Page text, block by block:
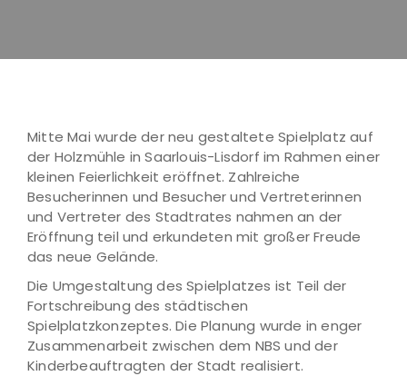
Mitte Mai wurde der neu gestaltete Spielplatz auf
der Holzmühle in Saarlouis-Lisdorf im Rahmen einer
kleinen Feierlichkeit eröffnet. Zahlreiche
Besucherinnen und Besucher und Vertreterinnen
und Vertreter des Stadtrates nahmen an der
Eröffnung teil und erkundeten mit großer Freude
das neue Gelände.
Die Umgestaltung des Spielplatzes ist Teil der
Fortschreibung des städtischen
Spielplatzkonzeptes. Die Planung wurde in enger
Zusammenarbeit zwischen dem NBS und der
Kinderbeauftragten der Stadt realisiert.